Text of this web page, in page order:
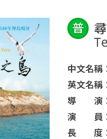
普
中文名稱
英文名稱
導 演
演 員
長 度